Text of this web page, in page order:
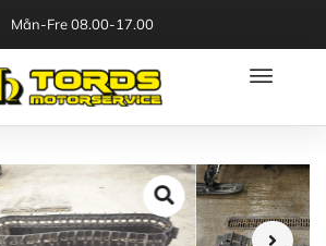
Mån-Fre 08.00-17.00